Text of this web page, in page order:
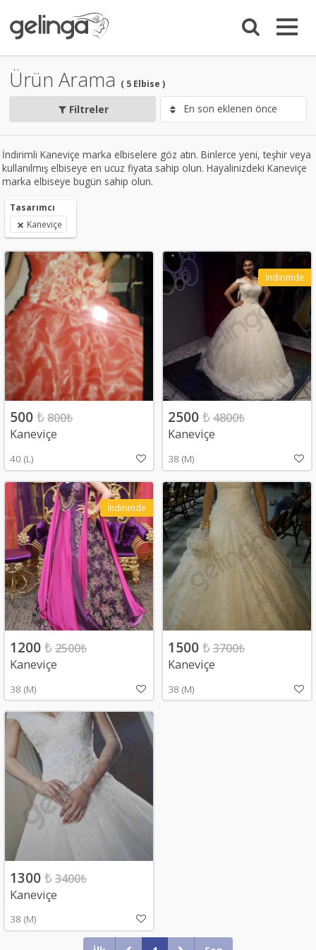
Ürün Arama ( 5 Elbise )
Filtreler
İndirimli Kaneviçe marka elbiselere göz atın. Binlerce yeni, teşhir veya
kullanılmış elbiseye en ucuz fiyata sahip olun. Hayalinizdeki Kaneviçe
marka elbiseye bugün sahip olun.
Tasarımcı
Kaneviçe
500₺ 800₺
Kaneviçe
40 (L)
İndirimde
2500₺ 4800₺
Kaneviçe
38 (M)
İndirimde
1200₺ 2500₺
Kaneviçe
38 (M)
1500₺ 3700₺
Kaneviçe
38 (M)
1300₺ 3400₺
Kaneviçe
38 (M)